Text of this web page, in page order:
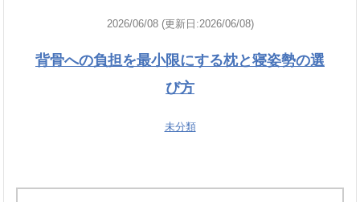
2026/06/08 (更新日:2026/06/08)
背骨への負担を最小限にする枕と寝姿勢の選
び方
未分類